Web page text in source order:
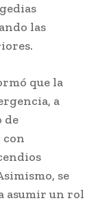
las
que la
a
de
con
se
asumir un rol